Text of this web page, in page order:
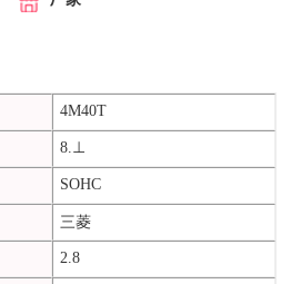
4M40T
8.⊥
SOHC
三菱
2.8